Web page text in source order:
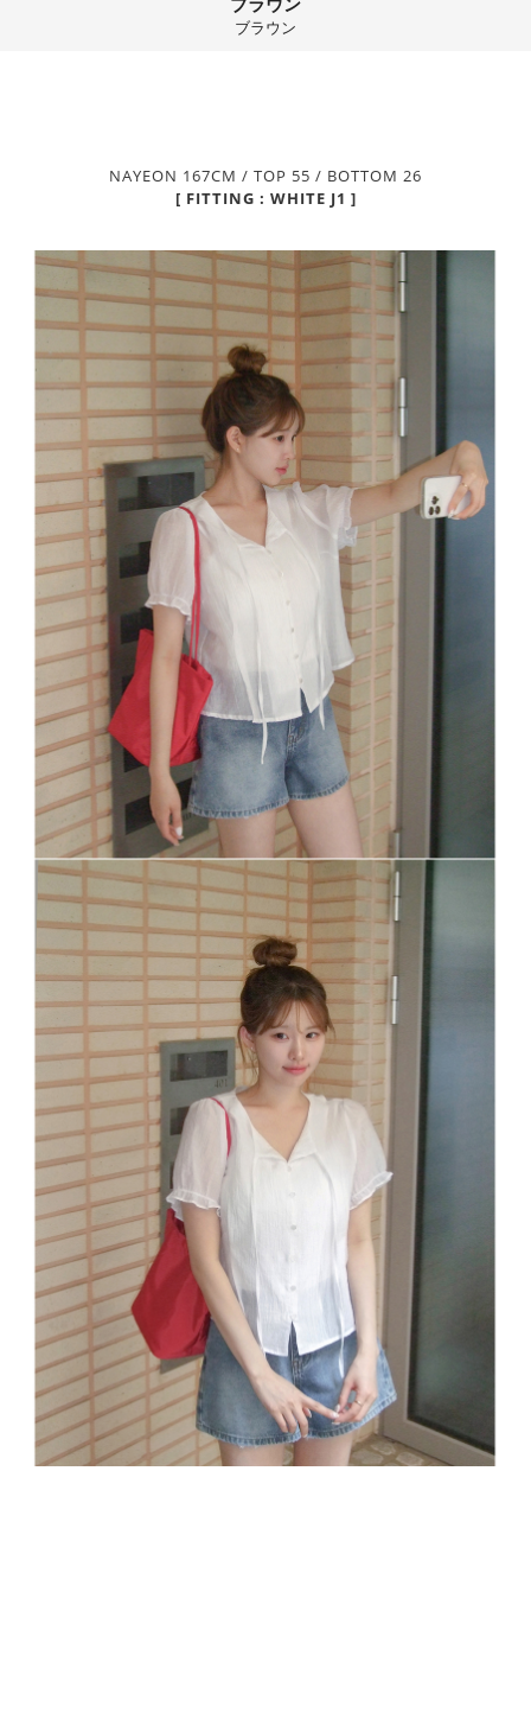
ブラウン
NAYEON 167CM / TOP 55 / BOTTOM 26
[ FITTING : WHITE J1 ]